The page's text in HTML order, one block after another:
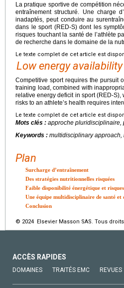
La pratique sportive de compétition
entraînement structuré. Une charge
inadaptés, peut conduire au
dans le sport (RED-S) dont les
risques touchant la santé de l’athlète
de recherche dans le domaine de la
Le texte complet de cet article est
Low energy
Competitive sport requires the pursuit
training load, combined with
relative energy deficit in sport (RED-
risks to an athlete’s health requires
Le texte complet de cet article est
Mots clés : approche pluridisciplinaire,
Keywords : multidisciplinary approach,
Plan
Surcharge d’entraînement
Des stratégies nutritionnelles risquées
Faible disponibilité énergétique et risques
Une équipe multidisciplinaire de santé et
Conclusion
© 2024 Elsevier Masson SAS. Tous
ACCÈS RAPIDES
DOMAINES TRAITÉS EMC REVUES